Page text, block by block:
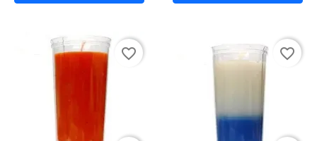
favorite_border favorite_border